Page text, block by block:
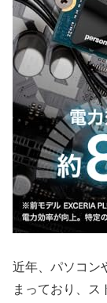
近年、パソコン
まっており、ス